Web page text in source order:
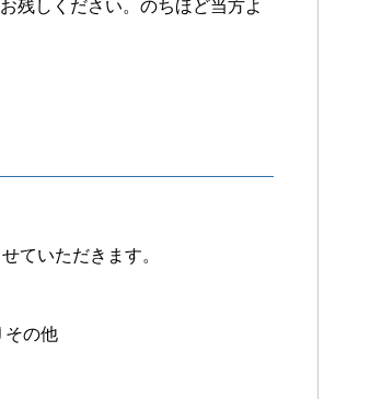
残しください。のちほど当方よ
ていただきます。
その他